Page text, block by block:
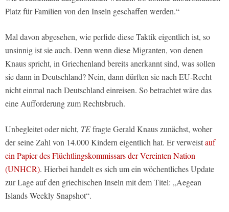
Platz für Familien von den Inseln geschaffen werden.“
Mal davon abgesehen, wie perfide diese Taktik eigentlich ist, so
unsinnig ist sie auch. Denn wenn diese Migranten, von denen
Knaus spricht, in Griechenland bereits anerkannt sind, was sollen
sie dann in Deutschland? Nein, dann dürften sie nach EU-Recht
nicht einmal nach Deutschland einreisen. So betrachtet wäre das
eine Aufforderung zum Rechtsbruch.
Unbegleitet oder nicht, TEfragte Gerald Knaus zunächst, woher
der seine Zahl von 14.000 Kindern eigentlich hat. Er verweistauf
ein Papier des Flüchtlingskommissars der Vereinten Nation
(UNHCR). Hierbei handelt es sich um ein wöchentliches Update
zur Lage auf den griechischen Inseln mit dem Titel: „Aegean
Islands Weekly Snapshot“.